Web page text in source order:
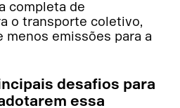
completa de
o transporte coletivo,
menos emissões para a
desafios para
essa